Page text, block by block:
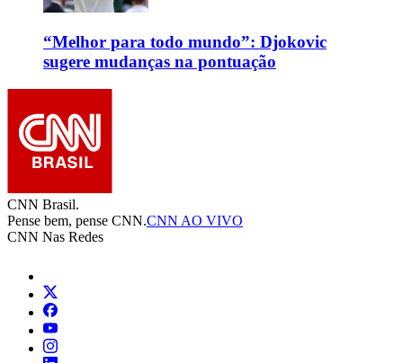
“Melhor para todo mundo”: Djokovic
sugere mudanças na pontuação
CNN Brasil.
Pense bem, pense CNN.CNN AO VIVO
CNN Nas Redes